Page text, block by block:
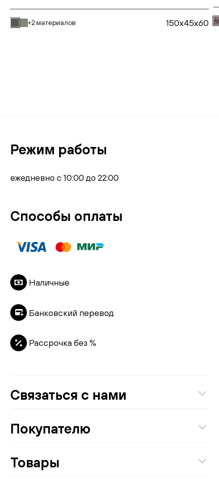
+2 материалов
150x45x60
Связаться с нами
8 (800) 301-01-38
Бесплатно по России
Режим работы
ежедневно с 10:00 до 22:00
Способы оплаты
Наличные
Банковский перевод
Рассрочка без %
Покупателю
О компании
Товары